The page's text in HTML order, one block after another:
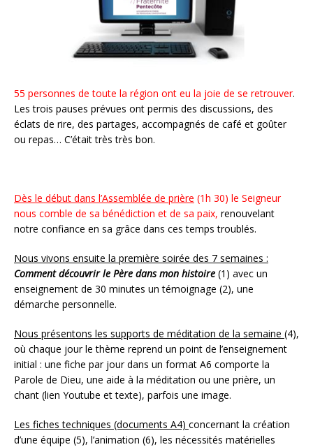
55 personnes de toute la région ont eu la joie de se retrouver.
Les trois pauses prévues ont permis des discussions, des
éclats de rire, des partages, accompagnés de café et goûter
ou repas… C’était très très bon.
Dès le début dans l’Assemblée de prière (1h 30) le Seigneur
nous comble de sa bénédiction et de sa paix, renouvelant
notre confiance en sa grâce dans ces temps troublés.
Nous vivons ensuite la première soirée des 7 semaines :
Comment découvrir le Père dans mon histoire (1) avec un
enseignement de 30 minutes un témoignage (2), une
démarche personnelle.
Nous présentons les supports de méditation de la semaine (4),
où chaque jour le thème reprend un point de l’enseignement
initial : une fiche par jour dans un format A6 comporte la
Parole de Dieu, une aide à la méditation ou une prière, un
chant (lien Youtube et texte), parfois une image.
Les fiches techniques (documents A4) concernant la création
d’une équipe (5), l’animation (6), les nécessités matérielles